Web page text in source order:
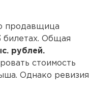
продавщица
билетах. Общая
рублей.
стоимость
Однако ревизия